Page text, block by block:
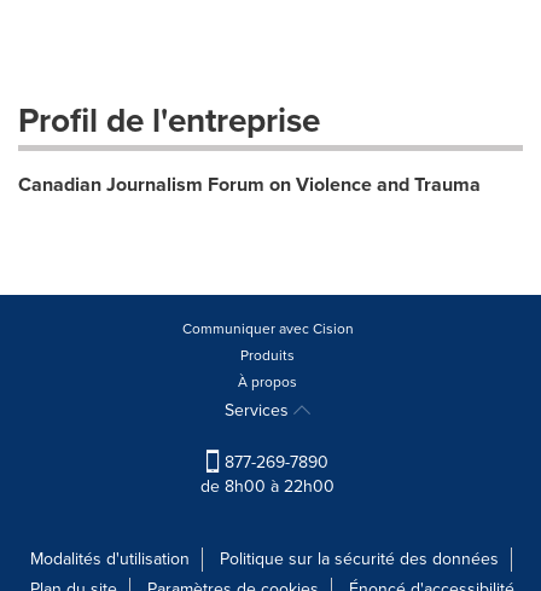
Profil de l'entreprise
Canadian Journalism Forum on Violence and Trauma
Communiquer avec Cision
Produits
À propos
Services
877-269-7890
de 8h00 à 22h00
Modalités d'utilisation
Politique sur la sécurité des données